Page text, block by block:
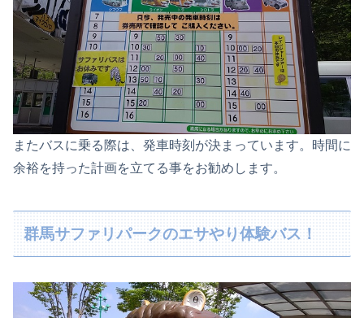
またバスに乗る際は、発車時刻が決まっています。時間に
余裕を持った計画を立てる事をお勧めします。
群馬サファリパークのエサやり体験バス！